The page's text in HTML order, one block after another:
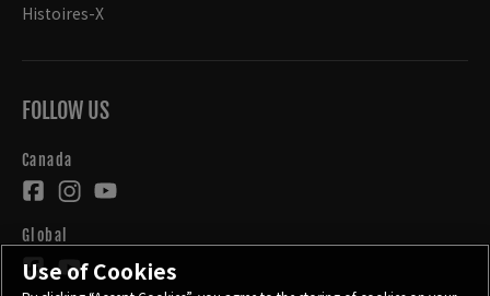
Histoires-X
FOLLOW US
Canada
Global
Use of Cookies